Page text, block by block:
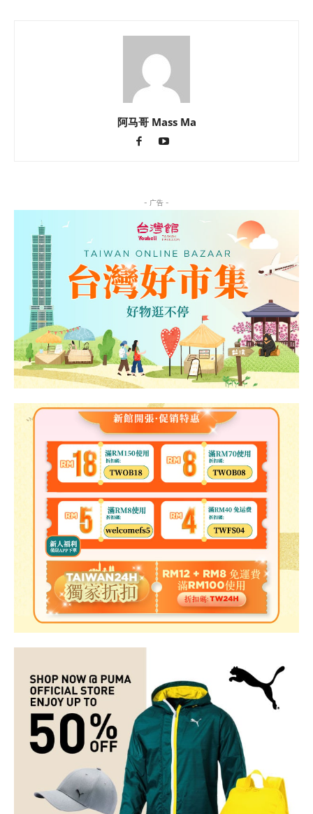
阿马哥 Mass Ma
- 广告 -